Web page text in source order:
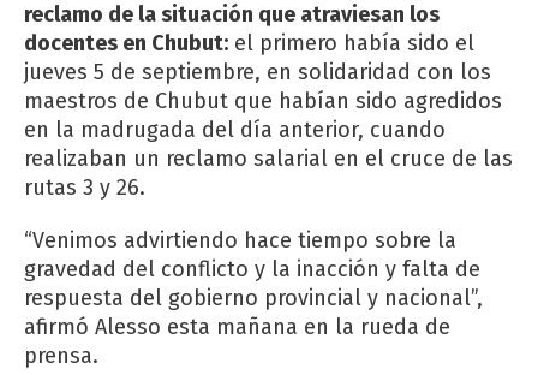
reclamo de la situación que atraviesan los
docentes en Chubut: el primero había sido el
jueves 5 de septiembre, en solidaridad con los
maestros de Chubut que habían sido agredidos
en la madrugada del día anterior, cuando
realizaban un reclamo salarial en el cruce de las
rutas 3 y 26.
“Venimos advirtiendo hace tiempo sobre la
gravedad del conflicto y la inacción y falta de
respuesta del gobierno provincial y nacional”,
afirmó Alesso esta mañana en la rueda de
prensa.